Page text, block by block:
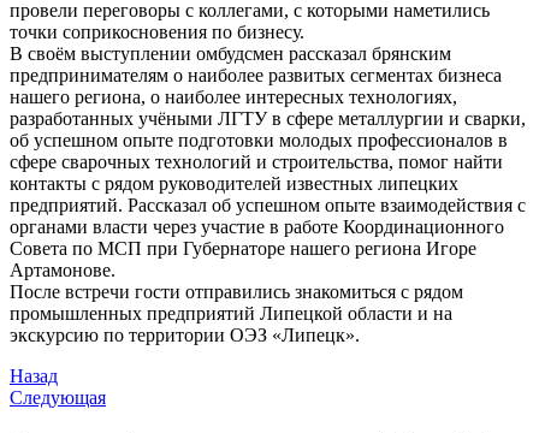
провели переговоры с коллегами, с которыми наметились
точки соприкосновения по бизнесу.
В своём выступлении омбудсмен рассказал брянским
предпринимателям о наиболее развитых сегментах бизнеса
нашего региона, о наиболее интересных технологиях,
разработанных учёными ЛГТУ в сфере металлургии и сварки,
об успешном опыте подготовки молодых профессионалов в
сфере сварочных технологий и строительства, помог найти
контакты с рядом руководителей известных липецких
предприятий. Рассказал об успешном опыте взаимодействия с
органами власти через участие в работе Координационного
Совета по МСП при Губернаторе нашего региона Игоре
Артамонове.
После встречи гости отправились знакомиться с рядом
промышленных предприятий Липецкой области и на
экскурсию по территории ОЭЗ «Липецк».
Назад
Следующая